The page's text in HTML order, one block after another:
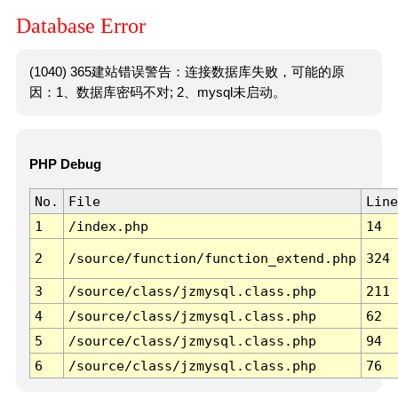
Database Error
(1040) 365建站错误警告：连接数据库失败，可能的原
因：1、数据库密码不对; 2、mysql未启动。
PHP Debug
No. File
Line
1
/index.php 14
2 /source/function/function_extend.php 324
3 /source/class/jzmysql.class.php
211
4
/source/class/jzmysql.class.php
62
5
/source/class/jzmysql.class.php
94
6
/source/class/jzmysql.class.php 76